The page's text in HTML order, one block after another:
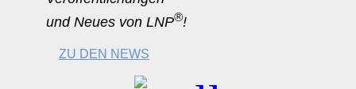
und Neues von LNP®!
ZU DEN NEWS